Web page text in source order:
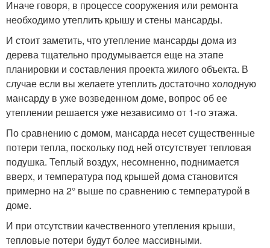
Иначе говоря, в процессе сооружения или ремонта
необходимо утеплить крышу и стены мансарды.
И стоит заметить, что утепление мансарды дома из
дерева тщательно продумывается еще на этапе
планировки и составления проекта жилого объекта. В
случае если вы желаете утеплить достаточно холодную
мансарду в уже возведенном доме, вопрос об ее
утеплении решается уже независимо от 1-го этажа.
По сравнению с домом, мансарда несет существенные
потери тепла, поскольку под ней отсутствует тепловая
подушка. Теплый воздух, несомненно, поднимается
вверх, и температура под крышей дома становится
примерно на 2° выше по сравнению с температурой в
доме.
И при отсутствии качественного утепления крыши,
тепловые потери будут более массивными.